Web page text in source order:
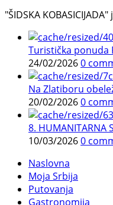
"ŠIDSKA
Turistička ponuda
24/02/20260
Na Zlatiboru
20/02/20260
8. HUMANITARNA
10/03/20260
Naslovna
Moja Srbija
Putovanja
Gastronomija